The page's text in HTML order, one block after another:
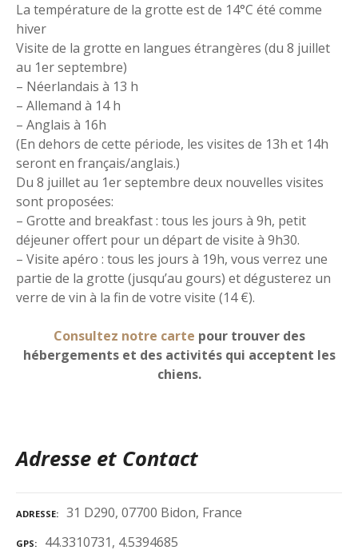
La température de la grotte est de 14°C été comme
hiver
Visite de la grotte en langues étrangères (du 8 juillet
au 1er septembre)
– Néerlandais à 13 h
– Allemand à 14 h
– Anglais à 16h
(En dehors de cette période, les visites de 13h et 14h
seront en français/anglais.)
Du 8 juillet au 1er septembre deux nouvelles visites
sont proposées:
– Grotte and breakfast : tous les jours à 9h, petit
déjeuner offert pour un départ de visite à 9h30.
– Visite apéro : tous les jours à 19h, vous verrez une
partie de la grotte (jusqu’au gours) et dégusterez un
verre de vin à la fin de votre visite (14 €).
Consultez notre carte pour trouver des
hébergements et des activités qui acceptent les
chiens.
Adresse et Contact
ADRESSE 31 D290, 07700 Bidon, France
GPS 44.3310731, 4.5394685